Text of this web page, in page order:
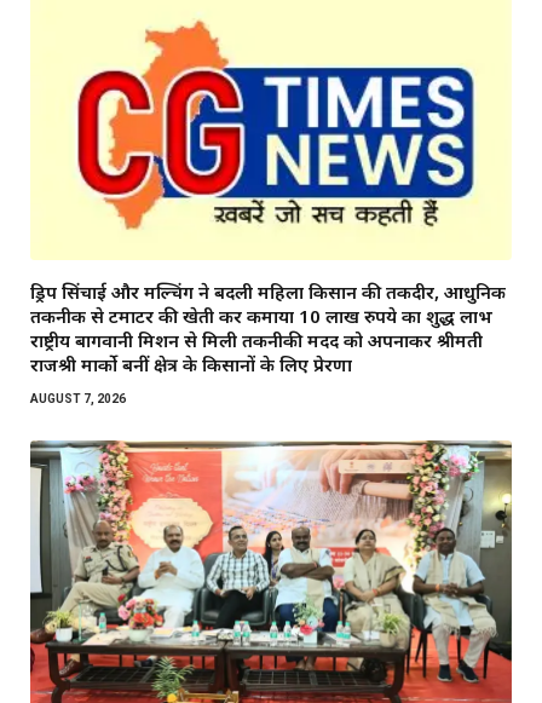
ड्रिप सिंचाई और मल्चिंग ने बदली महिला किसान की तकदीर, आधुनिक
तकनीक से टमाटर की खेती कर कमाया 10 लाख रुपये का शुद्ध लाभ
राष्ट्रीय बागवानी मिशन से मिली तकनीकी मदद को अपनाकर श्रीमती
राजश्री मार्को बनीं क्षेत्र के किसानों के लिए प्रेरणा
AUGUST 7, 2026